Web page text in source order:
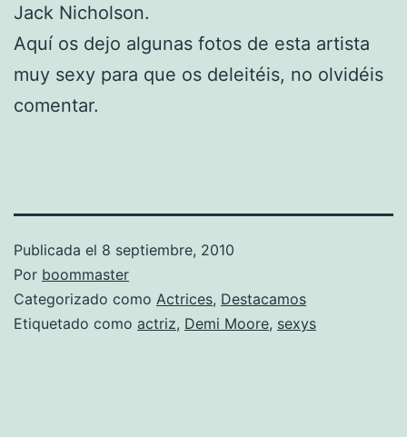
Jack Nicholson.
Aquí os dejo algunas fotos de esta artista
muy sexy para que os deleitéis, no olvidéis
comentar.
Publicada el 8 septiembre, 2010
Por boommaster
Categorizado como Actrices, Destacamos
Etiquetado como actriz, Demi Moore, sexys